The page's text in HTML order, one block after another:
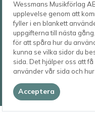
Wessmans Musikförlag
upplevelse genom att
fyller i en blankett
uppgifterna till nästa
för att spåra hur du
kunna se vilka sidor du
sida. Det hjälper oss att
använder vår sida och
Acceptera
Bingebygatan 11 B
621 41 VISBY
Postadress
Box 1253
621 23 VISBY
© 2026
2026.4.1.22754